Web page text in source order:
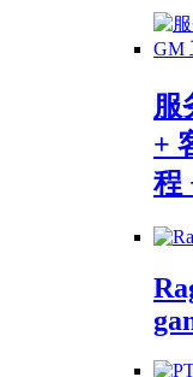
服
+
程